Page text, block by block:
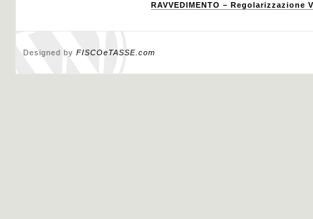
RAVVEDIMENTO –
Designed by FISCOeTASSE.com